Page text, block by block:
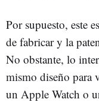
Por supuesto, este
de fabricar y la
No obstante, lo
mismo diseño para
un Apple Watch o